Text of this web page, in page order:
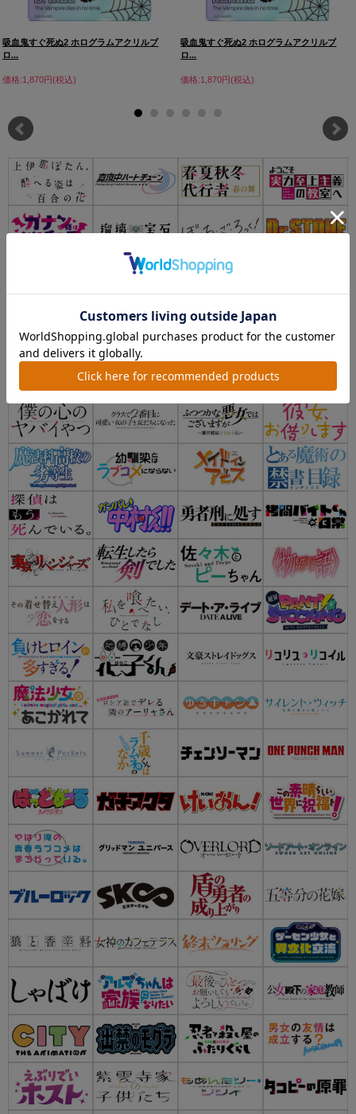
吸血鬼すぐ死ぬ2 ホログラムアクリルブ
ロ...
価格:1,870円(税込)
吸血鬼すぐ死ぬ2 ホログラムアクリルブ
ロ...
価格:1,870円(税込)